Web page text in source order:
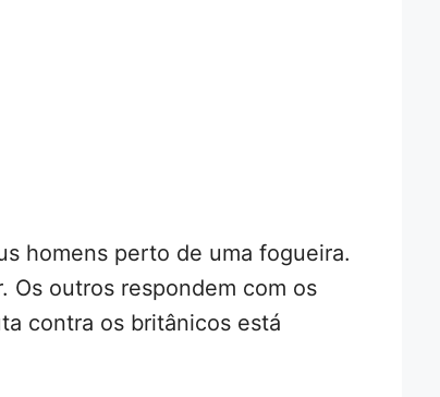
homens perto de uma fogueira.
Os outros respondem com os
contra os britânicos está